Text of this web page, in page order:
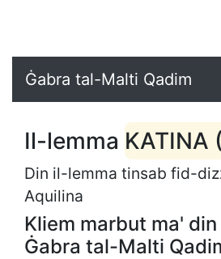
Ġabra tal-Malti Qadim
Il-lemma KATINA
Din il-lemma tinsab fid-
Aquilina
Kliem marbut ma'
Ġabra tal-Malti